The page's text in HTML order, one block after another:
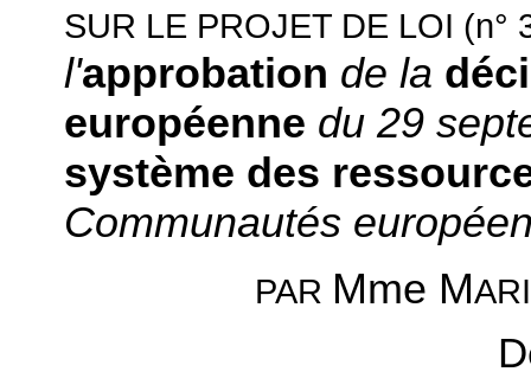
SUR LE PROJET DE LOI (n°
l'approbation de la
européenne du 29
système des
Communautés
PAR Mme M